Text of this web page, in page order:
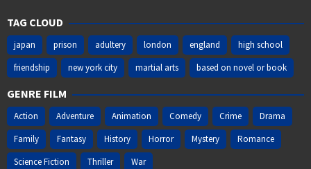
TAG CLOUD
japan prison adultery london england
high school
friendship
new york city martial arts based on novel or book
GENRE FILM
Action Adventure Animation Comedy Crime
Drama
Family
Fantasy History Horror Mystery
Romance
Science Fiction
Thriller War